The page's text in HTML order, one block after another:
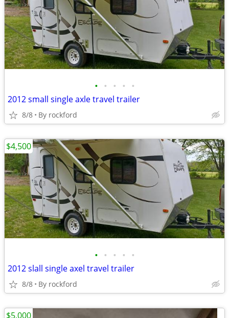
• • • • •
2012 small single axle travel trailer
8/8 By rockford
• • • • •
2012 slall single axel travel trailer
8/8 By rockford
$4,500
$5,000